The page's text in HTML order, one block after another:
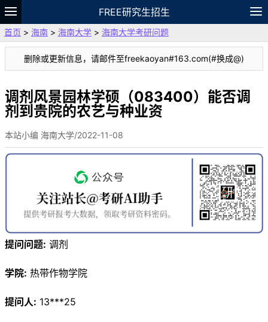
FREE研究生招生
题库
故事 专题 APP 笔记
VIP
资料
首页 > 海南 > 海南大学 > 海南大学考研问题
删除或更新信息，请邮件至freekaoyan#163.com(#换成@)
调剂风景园林学硕（083400）能否调
剂到贵院的农艺与种业资
本站小编 海南大学/2022-11-08
提问问题: 调剂
学院: 热带作物学院
提问人: 13***25